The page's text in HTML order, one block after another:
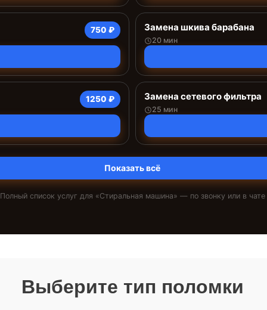
750 ₽ Замена шкива барабана
20 мин
1250 ₽ Замена сетевого фильтра
25 мин
Показать всё
Полный список услуг для «Стиральная машина» — по звонку или в чате
Выберите тип поломки